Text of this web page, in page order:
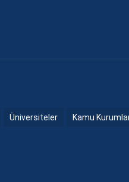
Üniversiteler Kamu